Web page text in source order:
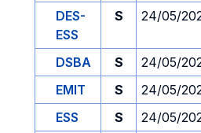
DES-
ESS
S 24/05/
DSBA S 24/05/
EMIT
S 24/05/
ESS
S 24/05/